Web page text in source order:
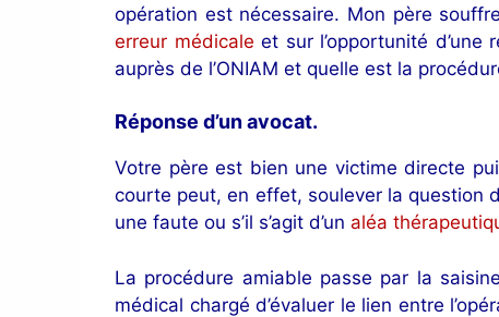
opération est nécessaire. Mon père
erreur médicale et sur l’opportunité
auprès de l’ONIAM et quelle est la
Réponse d’un avocat.
Votre père est bien une victime directe
courte peut, en effet, soulever la question
une faute ou s’il s’agit d’un aléa
La procédure amiable passe par la
médical chargé d’évaluer le lien entre